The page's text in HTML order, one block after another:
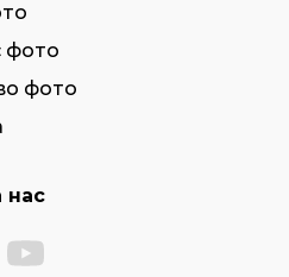
фото
фото
нас